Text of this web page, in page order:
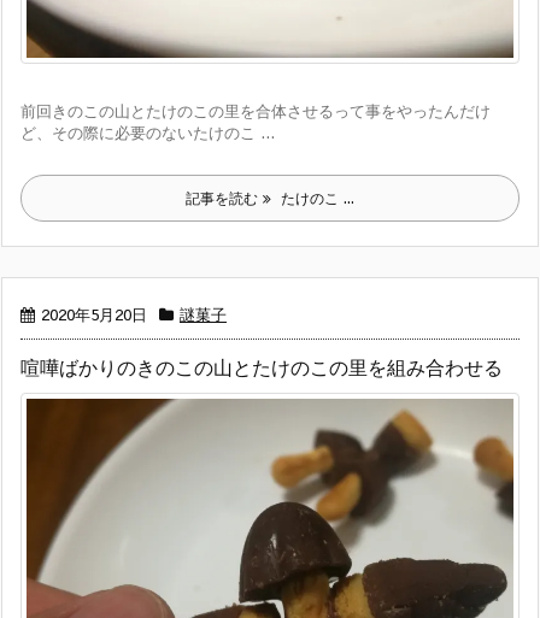
前回きのこの山とたけのこの里を合体させるって事をやったんだけ
ど、その際に必要のないたけのこ ...
記事を読む たけのこ ...
2020年5月20日 謎菓子
喧嘩ばかりのきのこの山とたけのこの里を組み合わせる